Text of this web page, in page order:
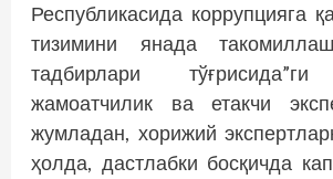
Республикасида коррупцияга
тизимини янада
тадбирлари
жамоатчилик ва етакчи
жумладан, хорижий
ҳолда, дастлабки босқичда